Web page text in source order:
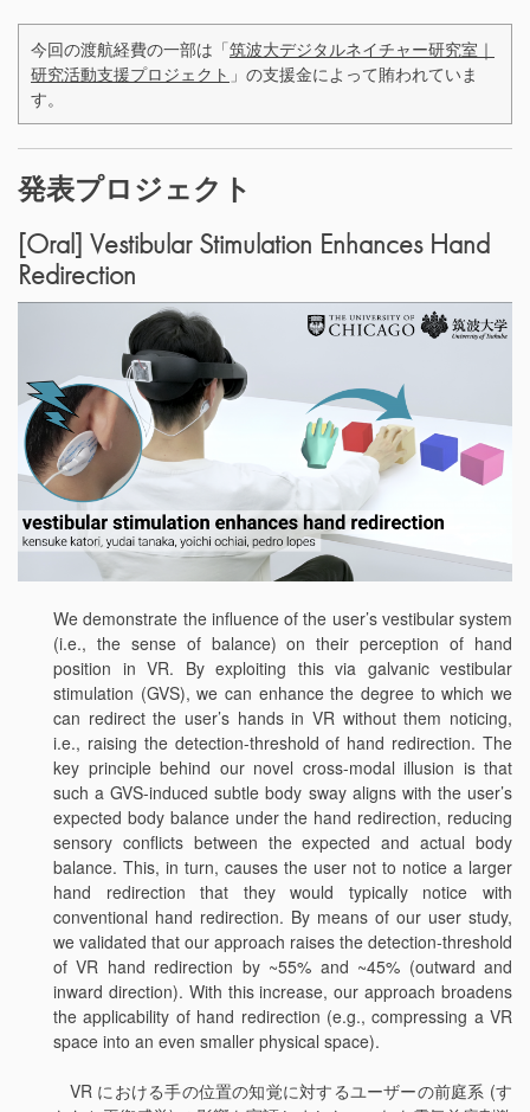
今回の渡航経費の一部は「筑波大デジタルネイチャー研究室｜
研究活動支援プロジェクト 」の支援金によって賄われていま
す。
発表プロジェクト
[Oral] Vestibular Stimulation Enhances Hand
Redirection
We demonstrate the influence of the user’s vestibular system
(i.e., the sense of balance) on their perception of hand
position in VR. By exploiting this via galvanic vestibular
stimulation (GVS), we can enhance the degree to which we
can redirect the user’s hands in VR without them noticing,
i.e., raising the detection-threshold of hand redirection. The
key principle behind our novel cross-modal illusion is that
such a GVS-induced subtle body sway aligns with the user’s
expected body balance under the hand redirection, reducing
sensory conflicts between the expected and actual body
balance. This, in turn, causes the user not to notice a larger
hand redirection that they would typically notice with
conventional hand redirection. By means of our user study,
we validated that our approach raises the detection-threshold
of VR hand redirection by ~55% and ~45% (outward and
inward direction). With this increase, our approach broadens
the applicability of hand redirection (e.g., compressing a VR
space into an even smaller physical space).
VR における手の位置の知覚に対するユーザーの前庭系 (す